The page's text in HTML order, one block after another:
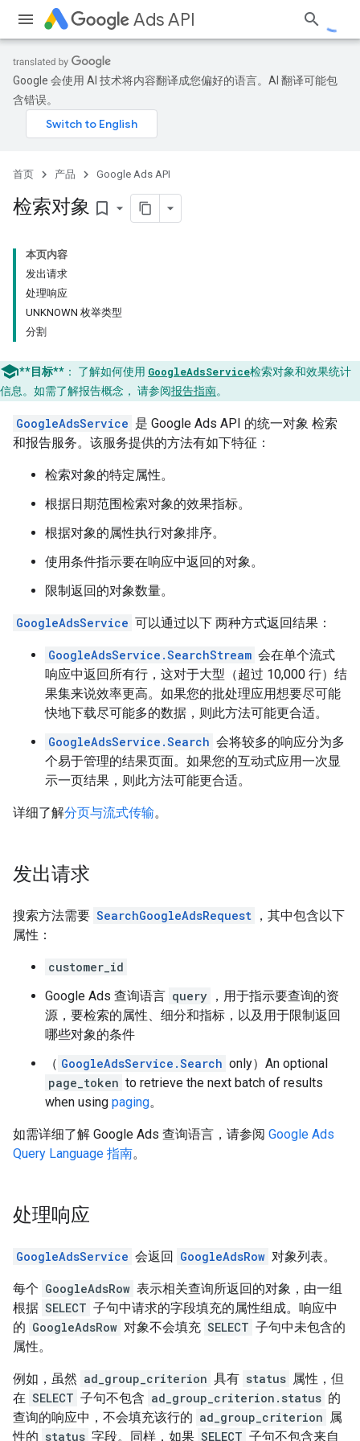
Ads API
Google 会使用 AI 技术将内容翻译成您偏好的语言。AI 翻译可能包
含错误。
首页 产品 Google Ads API
检索对象 bookmark_border
本页内容
发出请求
处理响应
UNKNOWN 枚举类型
分割
**目标** ： 了解如何使用 GoogleAdsService检索对象和效果统计
信息。如需了解报告概念， 请参阅报告指南。
GoogleAdsService 是 Google Ads API 的统一对象 检索
和报告服务。该服务提供的方法有如下特征：
检索对象的特定属性。
根据日期范围检索对象的效果指标。
根据对象的属性执行对象排序。
使用条件指示要在响应中返回的对象。
限制返回的对象数量。
GoogleAdsService 可以通过以下 两种方式返回结果：
GoogleAdsService.SearchStream 会在单个流式
响应中返回所有行，这对于大型（超过 10,000 行）结
果集来说效率更高。如果您的批处理应用想要尽可能
快地下载尽可能多的数据，则此方法可能更合适。
GoogleAdsService.Search 会将较多的响应分为多
个易于管理的结果页面。如果您的互动式应用一次显
示一页结果，则此方法可能更合适。
详细了解分页与流式传输。
发出请求
搜索方法需要 SearchGoogleAdsRequest ，其中包含以下
属性：
customer_id
Google Ads 查询语言 query ，用于指示要查询的资
源，要检索的属性、细分和指标，以及用于限制返回
哪些对象的条件
（ GoogleAdsService.Search only）An optional
page_token to retrieve the next batch of results
when using paging。
如需详细了解 Google Ads 查询语言，请参阅 Google Ads
Query Language 指南。
处理响应
GoogleAdsService 会返回 GoogleAdsRow 对象列表。
每个 GoogleAdsRow 表示相关查询所返回的对象，由一组
根据 SELECT 子句中请求的字段填充的属性组成。响应中
的 GoogleAdsRow 对象不会填充 SELECT 子句中未包含的
属性。
例如，虽然 ad_group_criterion 具有 status 属性，但
在 SELECT 子句不包含 ad_group_criterion.status 的
查询的响应中，不会填充该行的 ad_group_criterion 属
性的 status 字段。同样，如果 SELECT 子句不包含来自